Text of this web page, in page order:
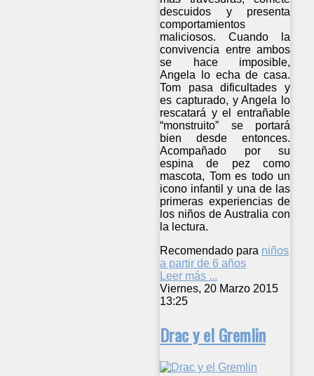
descuidos y presenta
comportamientos
maliciosos. Cuando la
convivencia entre ambos
se hace imposible,
Angela lo echa de casa.
Tom pasa dificultades y
es capturado, y Angela lo
rescatará y el entrañable
“monstruito” se portará
bien desde entonces.
Acompañado por su
espina de pez como
mascota, Tom es todo un
icono infantil y una de las
primeras experiencias de
los niños de Australia con
la lectura.
Recomendado para niños
a partir de 6 años
Leer más ...
Viernes, 20 Marzo 2015
13:25
Drac y el Gremlin